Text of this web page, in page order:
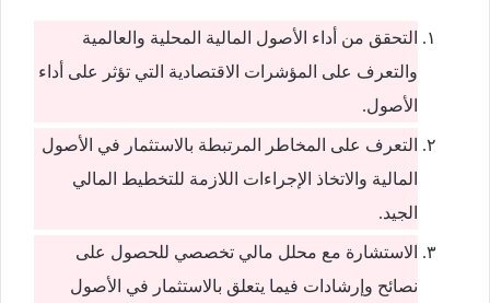
التحقق من أداء الأصول المالية المحلية والعالمية
والتعرف على المؤشرات الاقتصادية التي تؤثر على أداء
الأصول.
التعرف على المخاطر المرتبطة بالاستثمار في الأصول
المالية والاتخاذ الإجراءات اللازمة للتخطيط المالي
الجيد.
الاستشارة مع محلل مالي تخصصي للحصول على
نصائح وإرشادات فيما يتعلق بالاستثمار في الأصول